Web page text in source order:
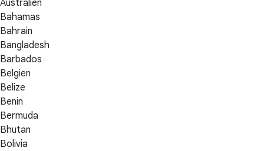
Australien
Bahamas
Bahrain
Bangladesh
Barbados
Belgien
Belize
Benin
Bermuda
Bhutan
Bolivia